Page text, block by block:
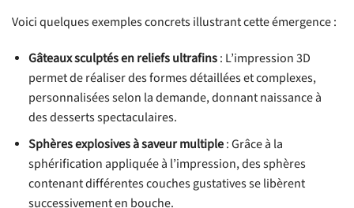
Voici quelques exemples concrets illustrant cette émergence :
Gâteaux sculptés en reliefs ultrafins: L’impression 3D
permet de réaliser des formes détaillées et complexes,
personnalisées selon la demande, donnant naissance à
des desserts spectaculaires.
Sphères explosives à saveur multiple: Grâce à la
sphérification appliquée à l’impression, des sphères
contenant différentes couches gustatives se libèrent
successivement en bouche.